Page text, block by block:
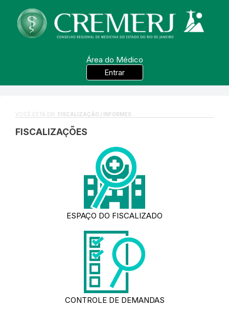
Área do Médico
Entrar
VOCÊ ESTÁ EM: FISCALIZAÇÃO / INFORMES
FISCALIZAÇÕES
ESPAÇO DO FISCALIZADO
CONTROLE DE DEMANDAS